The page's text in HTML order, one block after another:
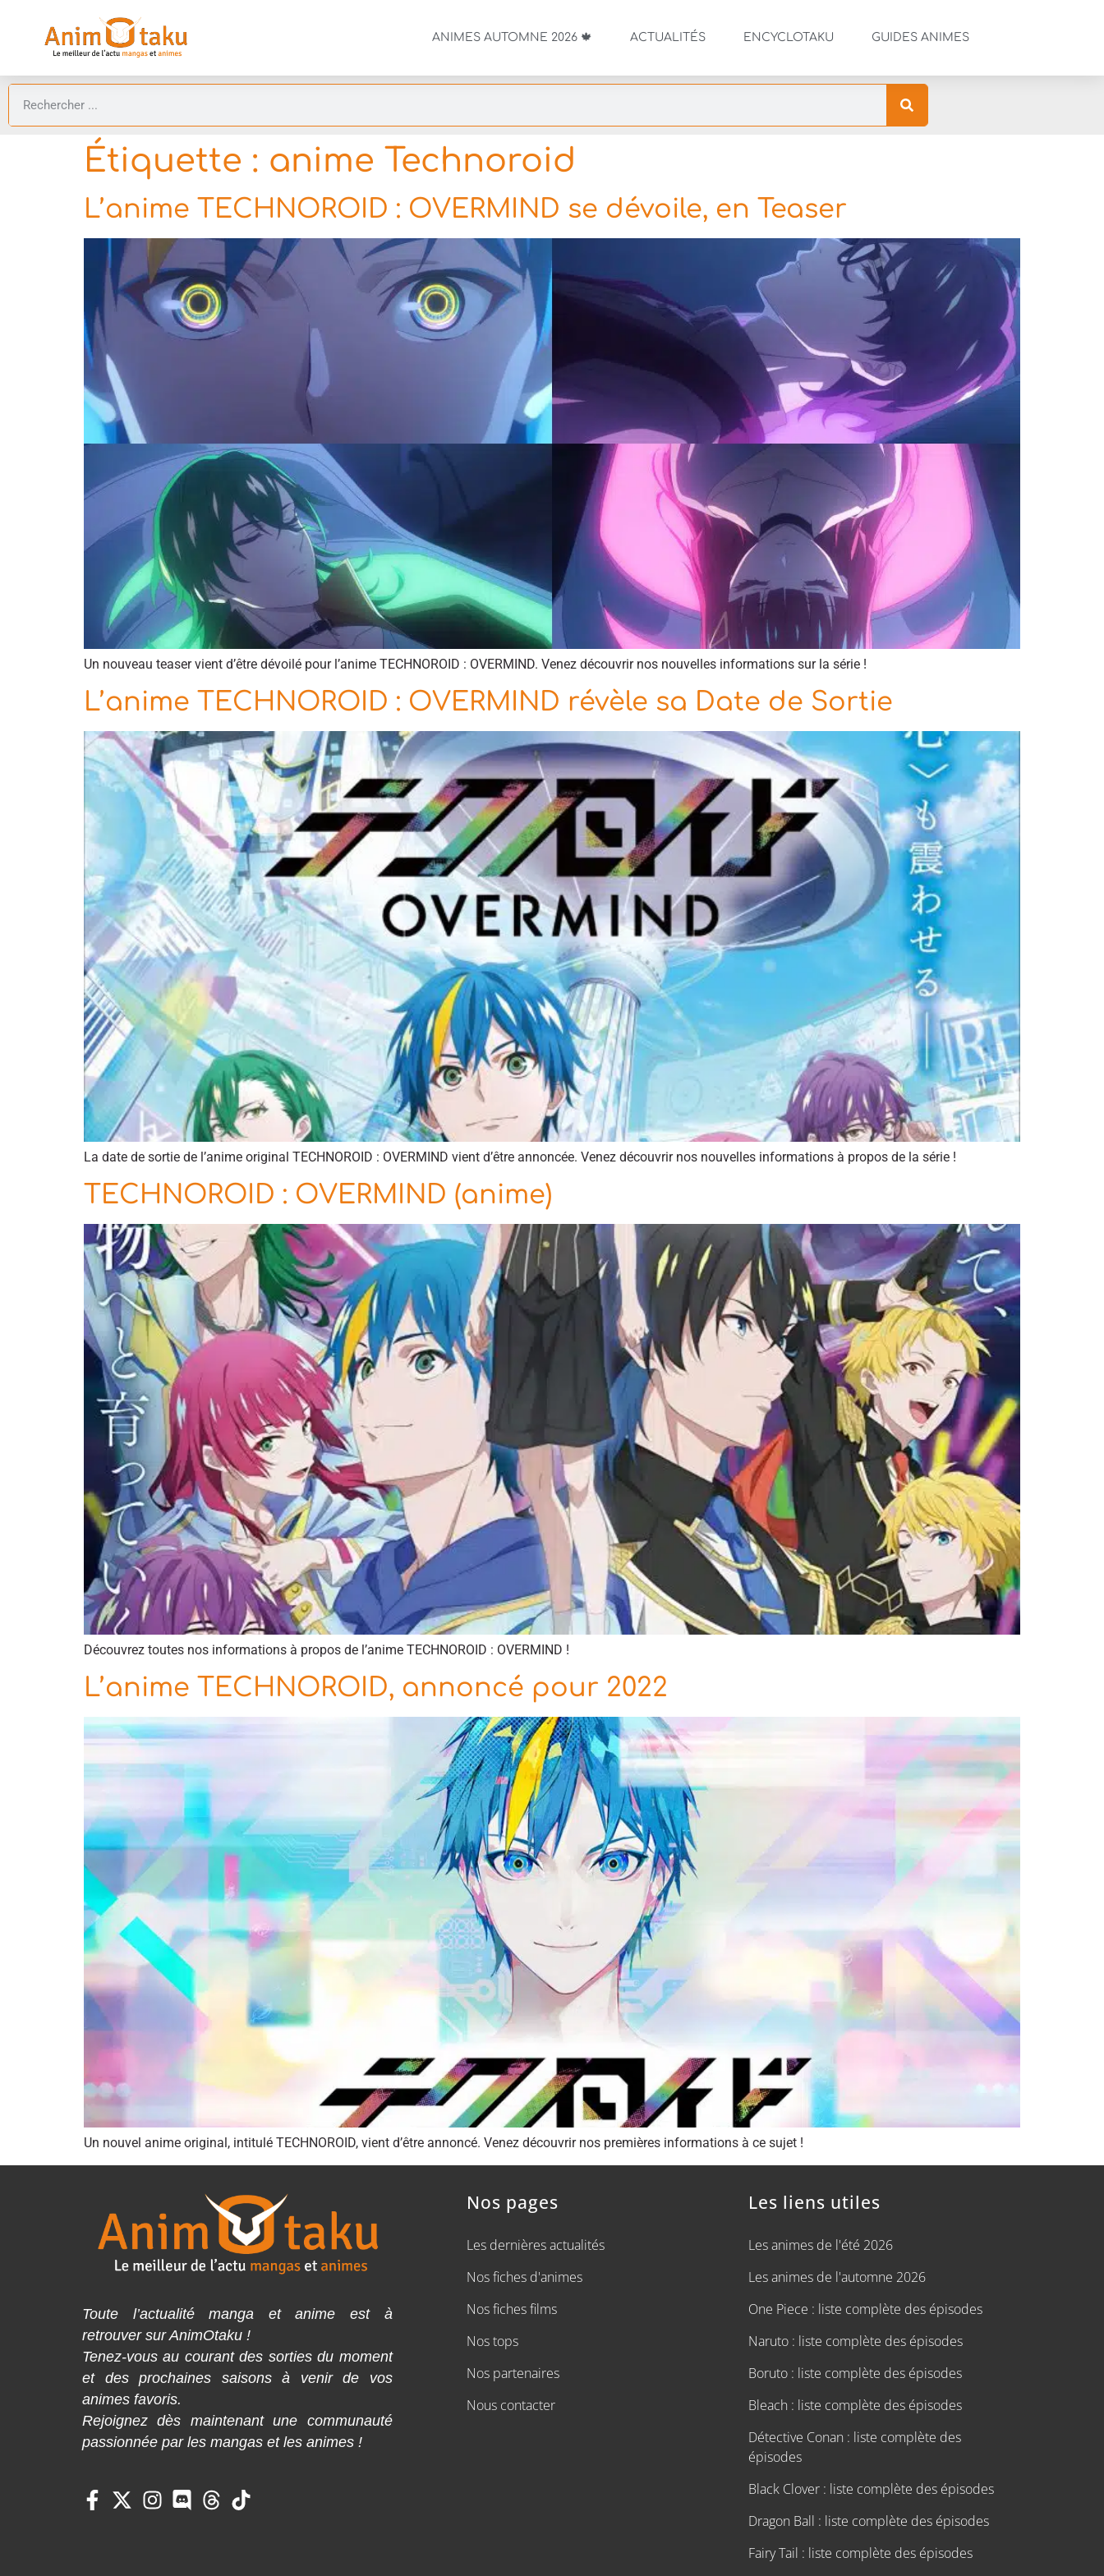
ANIMES AUTOMNE 2026 🍁 ACTUALITÉS ENCYCLOTAKU GUIDES ANIMES
Étiquette : anime Technoroid
L’anime TECHNOROID : OVERMIND se dévoile, en Teaser
Un nouveau teaser vient d’être dévoilé pour l’anime TECHNOROID : OVERMIND. Venez découvrir nos nouvelles informations sur la série !
L’anime TECHNOROID : OVERMIND révèle sa Date de Sortie
La date de sortie de l’anime original TECHNOROID : OVERMIND vient d’être annoncée. Venez découvrir nos nouvelles informations à propos de la série !
TECHNOROID : OVERMIND (anime)
Découvrez toutes nos informations à propos de l’anime TECHNOROID : OVERMIND !
L’anime TECHNOROID, annoncé pour 2022
Un nouvel anime original, intitulé TECHNOROID, vient d’être annoncé. Venez découvrir nos premières informations à ce sujet !
Toute l’actualité manga et anime est à
retrouver sur AnimOtaku !
Tenez-vous au courant des sorties du moment
et des prochaines saisons à venir de vos
animes favoris.
Rejoignez dès maintenant une communauté
passionnée par les mangas et les animes !
Nos pages
Les dernières actualités
Nos fiches d'animes
Nos fiches films
Nos tops
Nos partenaires
Nous contacter
Les liens utiles
Les animes de l'été 2026
Les animes de l'automne 2026
One Piece : liste complète des épisodes
Naruto : liste complète des épisodes
Boruto : liste complète des épisodes
Bleach : liste complète des épisodes
Détective Conan : liste complète des
épisodes
Black Clover : liste complète des épisodes
Dragon Ball : liste complète des épisodes
Fairy Tail : liste complète des épisodes